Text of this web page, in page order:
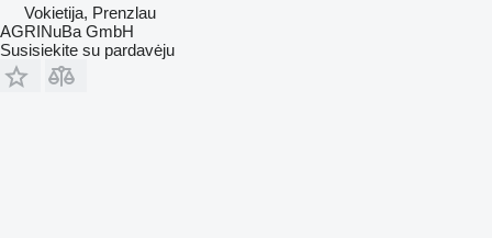
Vokietija, Prenzlau
AGRINuBa GmbH
Susisiekite su pardavėju